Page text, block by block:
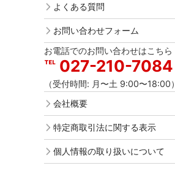
よくある質問
お問い合わせフォーム
お電話でのお問い合わせはこちら
027-210-7084
（受付時間: 月〜土 9:00〜18:00）
会社概要
特定商取引法に関する表示
個人情報の取り扱いについて